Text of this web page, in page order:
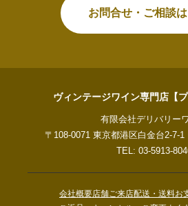
お問合せ・ご相談
ヴィンテージワイン専門店【プ
有限会社デリバリー
〒108-0071 東京都港区白金台2-7-
TEL: 03-5913-
会社概要店舗ご来店配送・送料お